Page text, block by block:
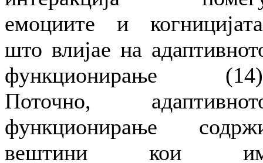
емоциите и
што влијае на
функционирање
Поточно,
функционирање
вештини кои